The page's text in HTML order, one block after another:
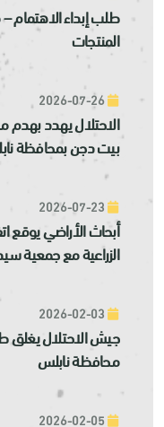
طلب إبداء
المنتجات
الاحتلال يهدد
بيت دجن بمحافظة
أبحاث الأراضي يوقع
الزراعية مع جمعية
جيش الاحتلال
محافظة نابلس